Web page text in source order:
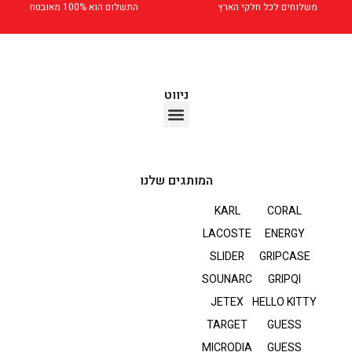
משלוחים לכל חלקי הארץ התשלום הוא 100% מאובטח
ניווט
המותגים שלנו
CORAL
ENERGY
GRIPCASE
GRIPQI
HELLO KITTY
GUESS
GUESS
KARL
LACOSTE
SLIDER
SOUNARC
JETEX
TARGET
MICRODIA